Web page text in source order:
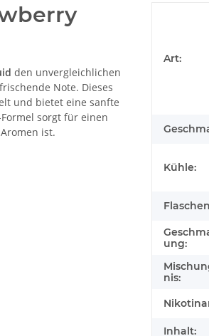
den unvergleichlichen
Note. Dieses
und bietet eine sanfte
sorgt für einen
ist.
Art:
Kühle:
ung:
nis:
Inhalt: